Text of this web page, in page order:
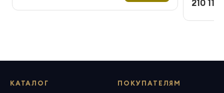
210 115
КАТАЛОГ ПОКУПАТЕЛЯМ